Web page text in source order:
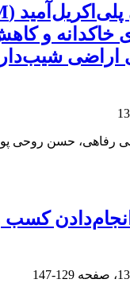
خاکدانه‌ و
اراضی
رفاهی، حسن روحی
انجام‌دادن کسب
129-147